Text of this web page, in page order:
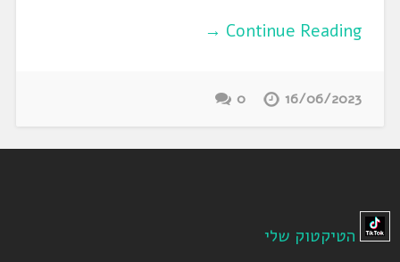
Continue Reading →
16/06/2023
0
הטיקטוק שלי